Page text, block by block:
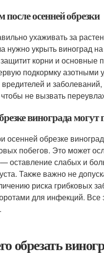
осенней обрезки
ухаживать за
укрыть виноград
корни и основные
подкормку
и
не вызвать
винограда
обрезке
побегов. Это может
слабых и
Также важно не
риска грибковых
для инфекций. Все
обрезать